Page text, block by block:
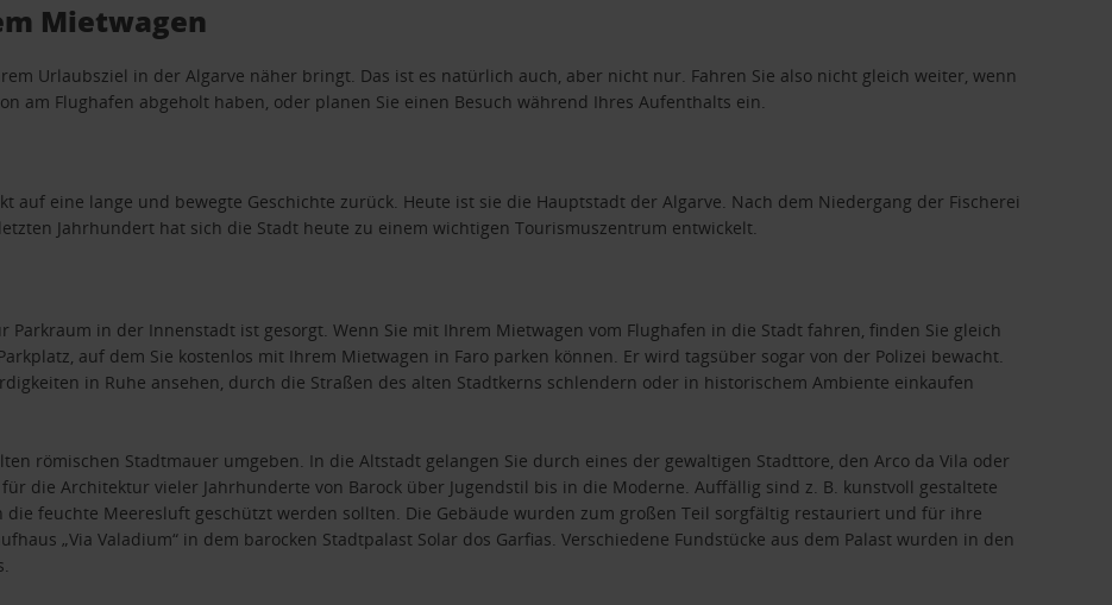
Mietwagen
Urlaubsziel in der Algarve näher bringt. Das ist es natürlich auch, aber nicht nur. Fahren Sie also nicht gleich weiter, wenn
am Flughafen abgeholt haben, oder planen Sie einen Besuch während Ihres Aufenthalts ein.
auf eine lange und bewegte Geschichte zurück. Heute ist sie die Hauptstadt der Algarve. Nach dem Niedergang der Fischerei
Jahrhundert hat sich die Stadt heute zu einem wichtigen Tourismuszentrum entwickelt.
in der Innenstadt ist gesorgt. Wenn Sie mit Ihrem Mietwagen vom Flughafen in die Stadt fahren, finden Sie gleich
auf dem Sie kostenlos mit Ihrem Mietwagen in Faro parken können. Er wird tagsüber sogar von der Polizei bewacht.
in Ruhe ansehen, durch die Straßen des alten Stadtkerns schlendern oder in historischem Ambiente einkaufen
römischen Stadtmauer umgeben. In die Altstadt gelangen Sie durch eines der gewaltigen Stadttore, den Arco da Vila oder
die Architektur vieler Jahrhunderte von Barock über Jugendstil bis in die Moderne. Auffällig sind z. B. kunstvoll gestaltete
die feuchte Meeresluft geschützt werden sollten. Die Gebäude wurden zum großen Teil sorgfältig restauriert und für ihre
„Via Valadium“ in dem barocken Stadtpalast Solar dos Garfias. Verschiedene Fundstücke aus dem Palast wurden in den